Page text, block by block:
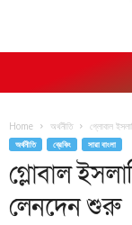
Home অর্থনীতি গ্লোবাল
অর্থনীতি ব্রেকিং সারা বাংলা
গ্লোবাল
লেনদেন শুরু